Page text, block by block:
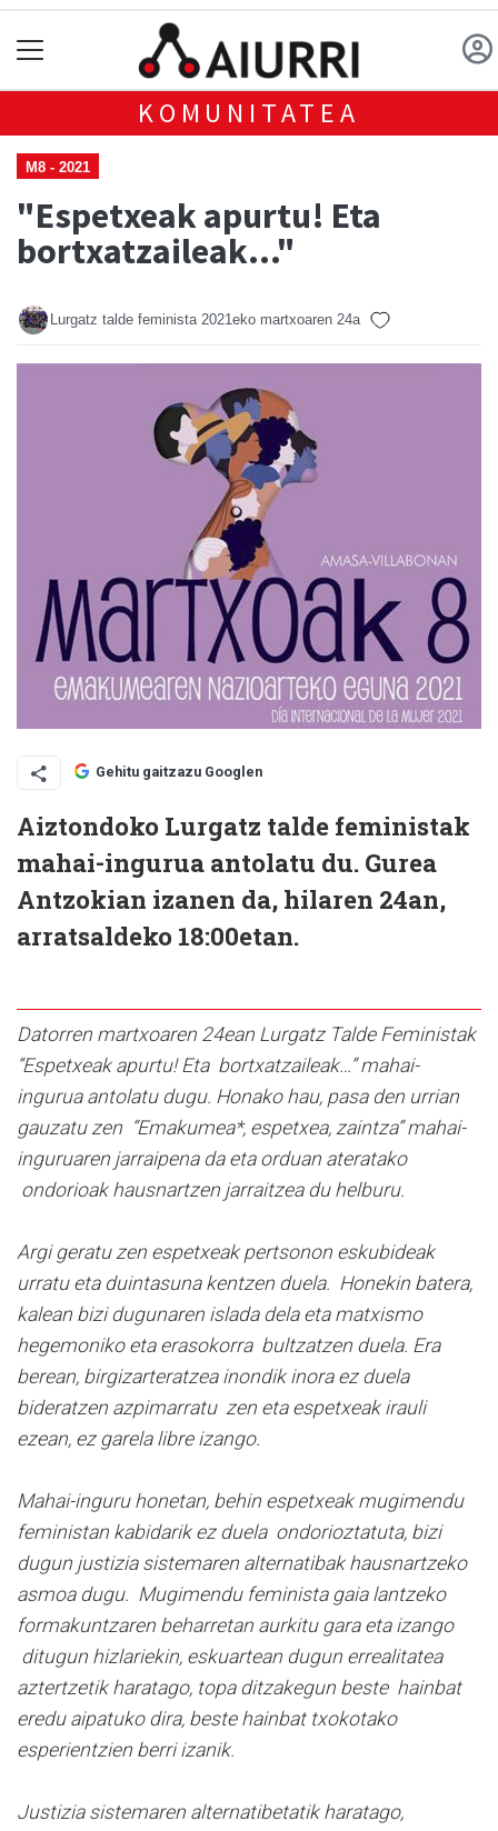
KOMUNITATEA
M8 - 2021
"Espetxeak apurtu! Eta
bortxatzaileak..."
Lurgatz talde feminista 2021eko martxoaren 24a
Gehitu gaitzazu Googlen
Aiztondoko Lurgatz talde feministak
mahai-ingurua antolatu du. Gurea
Antzokian izanen da, hilaren 24an,
arratsaldeko 18:00etan.
Datorren martxoaren 24ean Lurgatz Talde Feministak
“Espetxeak apurtu! Eta bortxatzaileak…” mahai-
ingurua antolatu dugu. Honako hau, pasa den urrian
gauzatu zen “Emakumea*, espetxea, zaintza” mahai-
inguruaren jarraipena da eta orduan ateratako
ondorioak hausnartzen jarraitzea du helburu.
Argi geratu zen espetxeak pertsonon eskubideak
urratu eta duintasuna kentzen duela. Honekin batera,
kalean bizi dugunaren islada dela eta matxismo
hegemoniko eta erasokorra bultzatzen duela. Era
berean, birgizarteratzea inondik inora ez duela
bideratzen azpimarratu zen eta espetxeak irauli
ezean, ez garela libre izango.
Mahai-inguru honetan, behin espetxeak mugimendu
feministan kabidarik ez duela ondorioztatuta, bizi
dugun justizia sistemaren alternatibak hausnartzeko
asmoa dugu. Mugimendu feminista gaia lantzeko
formakuntzaren beharretan aurkitu gara eta izango
ditugun hizlariekin, eskuartean dugun errealitatea
aztertzetik haratago, topa ditzakegun beste hainbat
eredu aipatuko dira, beste hainbat txokotako
esperientzien berri izanik.
Justizia sistemaren alternatibetatik haratago,